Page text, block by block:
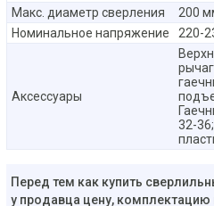
Макс. диаметр сверления
200
Номинальное напряжение
220-
Аксессуары
32-
Перед тем как купить
у продавца цену, комплектацию